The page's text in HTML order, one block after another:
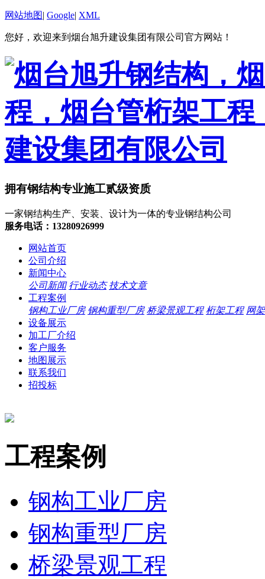
网站地图| Google| XML
您好，欢迎来到烟台旭升建设集团有限公司官方网站！
拥有钢结构专业施工贰级资质
一家钢结构生产、安装、设计为一体的专业钢结构公司
服务电话：13280926999
网站首页
公司介绍
新闻中心
公司新闻 行业动态 技术文章
工程案例
钢构工业厂房 钢构重型厂房 桥梁景观工程 桁架工程 网
设备展示
加工厂介绍
客户服务
地图展示
联系我们
招投标
工程案例
钢构工业厂房
钢构重型厂房
桥梁景观工程